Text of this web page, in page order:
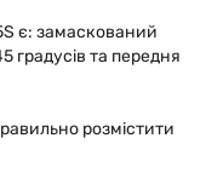
є: замаскований
градусів та передня
розмістити